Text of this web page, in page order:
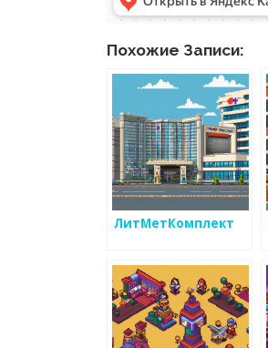
Похожие Записи:
ЛитМетКомплект